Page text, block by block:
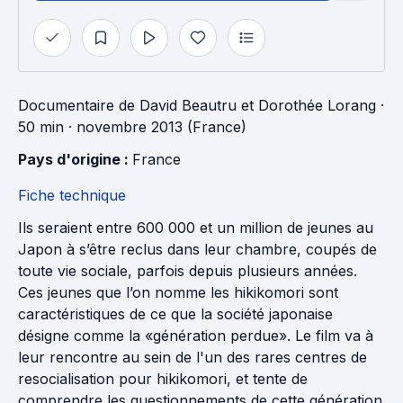
Documentaire de David Beautru et Dorothée Lorang ·
50 min · novembre 2013 (France)
Pays d'origine : France
Fiche technique
Ils seraient entre 600 000 et un million de jeunes au
Japon à s’être reclus dans leur chambre, coupés de
toute vie sociale, parfois depuis plusieurs années.
Ces jeunes que l’on nomme les hikikomori sont
caractéristiques de ce que la société japonaise
désigne comme la «génération perdue». Le film va à
leur rencontre au sein de l'un des rares centres de
resocialisation pour hikikomori, et tente de